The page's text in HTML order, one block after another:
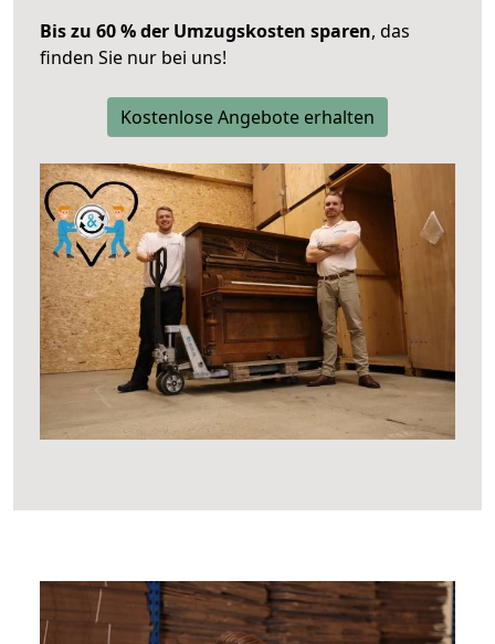
Bis zu 60 % der Umzugskosten sparen, das
finden Sie nur bei uns!
Kostenlose Angebote erhalten